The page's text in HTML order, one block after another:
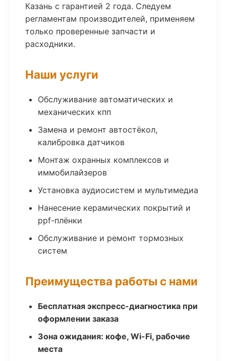
Казань с гарантией 2 года. Следуем
регламентам производителей, применяем
только проверенные запчасти и
расходники.
Наши услуги
Обслуживание автоматических и
механических кпп
Замена и ремонт автостёкол,
калибровка датчиков
Монтаж охранных комплексов и
иммобилайзеров
Установка аудиосистем и мультимедиа
Нанесение керамических покрытий и
ppf-плёнки
Обслуживание и ремонт тормозных
систем
Преимущества работы с нами
Бесплатная экспресс-диагностика при
оформлении заказа
Зона ожидания: кофе, Wi-Fi, рабочие
места